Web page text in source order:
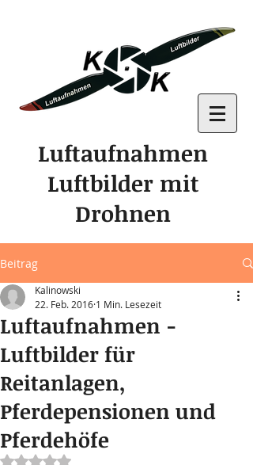
Luftaufnahmen
Luftbilder mit
Drohnen
Beitrag
Luftaufnahmen -
Luftbilder für
Reitanlagen,
Pferdepensionen und
Pferdehöfe
Kalinowski
22. Feb. 2016 1 Min. Lesezeit
Mit NaN von 5 Sternen bewertet.